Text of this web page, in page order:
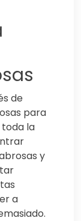
de
para
la
y
a